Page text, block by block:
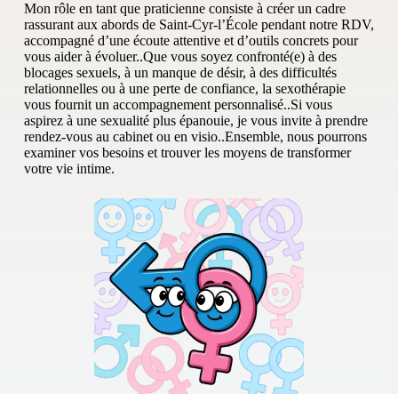
Mon rôle en tant que praticienne consiste à créer un cadre
rassurant aux abords de Saint-Cyr-l’École pendant notre RDV,
accompagné d’une écoute attentive et d’outils concrets pour
vous aider à évoluer..Que vous soyez confronté(e) à des
blocages sexuels, à un manque de désir, à des difficultés
relationnelles ou à une perte de confiance, la sexothérapie
vous fournit un accompagnement personnalisé..Si vous
aspirez à une sexualité plus épanouie, je vous invite à prendre
rendez-vous au cabinet ou en visio..Ensemble, nous pourrons
examiner vos besoins et trouver les moyens de transformer
votre vie intime.